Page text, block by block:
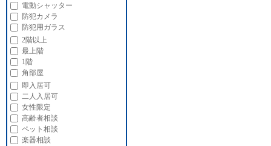
電動シャッター
防犯カメラ
防犯用ガラス
2階以上
最上階
1階
角部屋
即入居可
二人入居可
女性限定
高齢者相談
ペット相談
楽器相談